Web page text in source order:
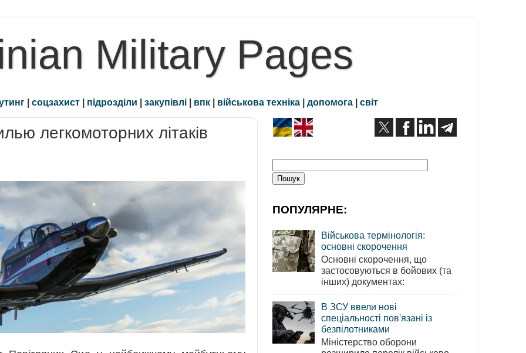
Military Pages
| соцзахист | підрозділи | закупівлі | впк | військова техніка | допомога | світ
легкомоторних літаків
ПОПУЛЯРНЕ:
Військова термінологія:
основні скорочення
Основні скорочення, що
застосовуються в бойових (та
інших) документах:
В ЗСУ ввели нові
спеціальності пов'язані із
безпілотниками
Міністерство оборони